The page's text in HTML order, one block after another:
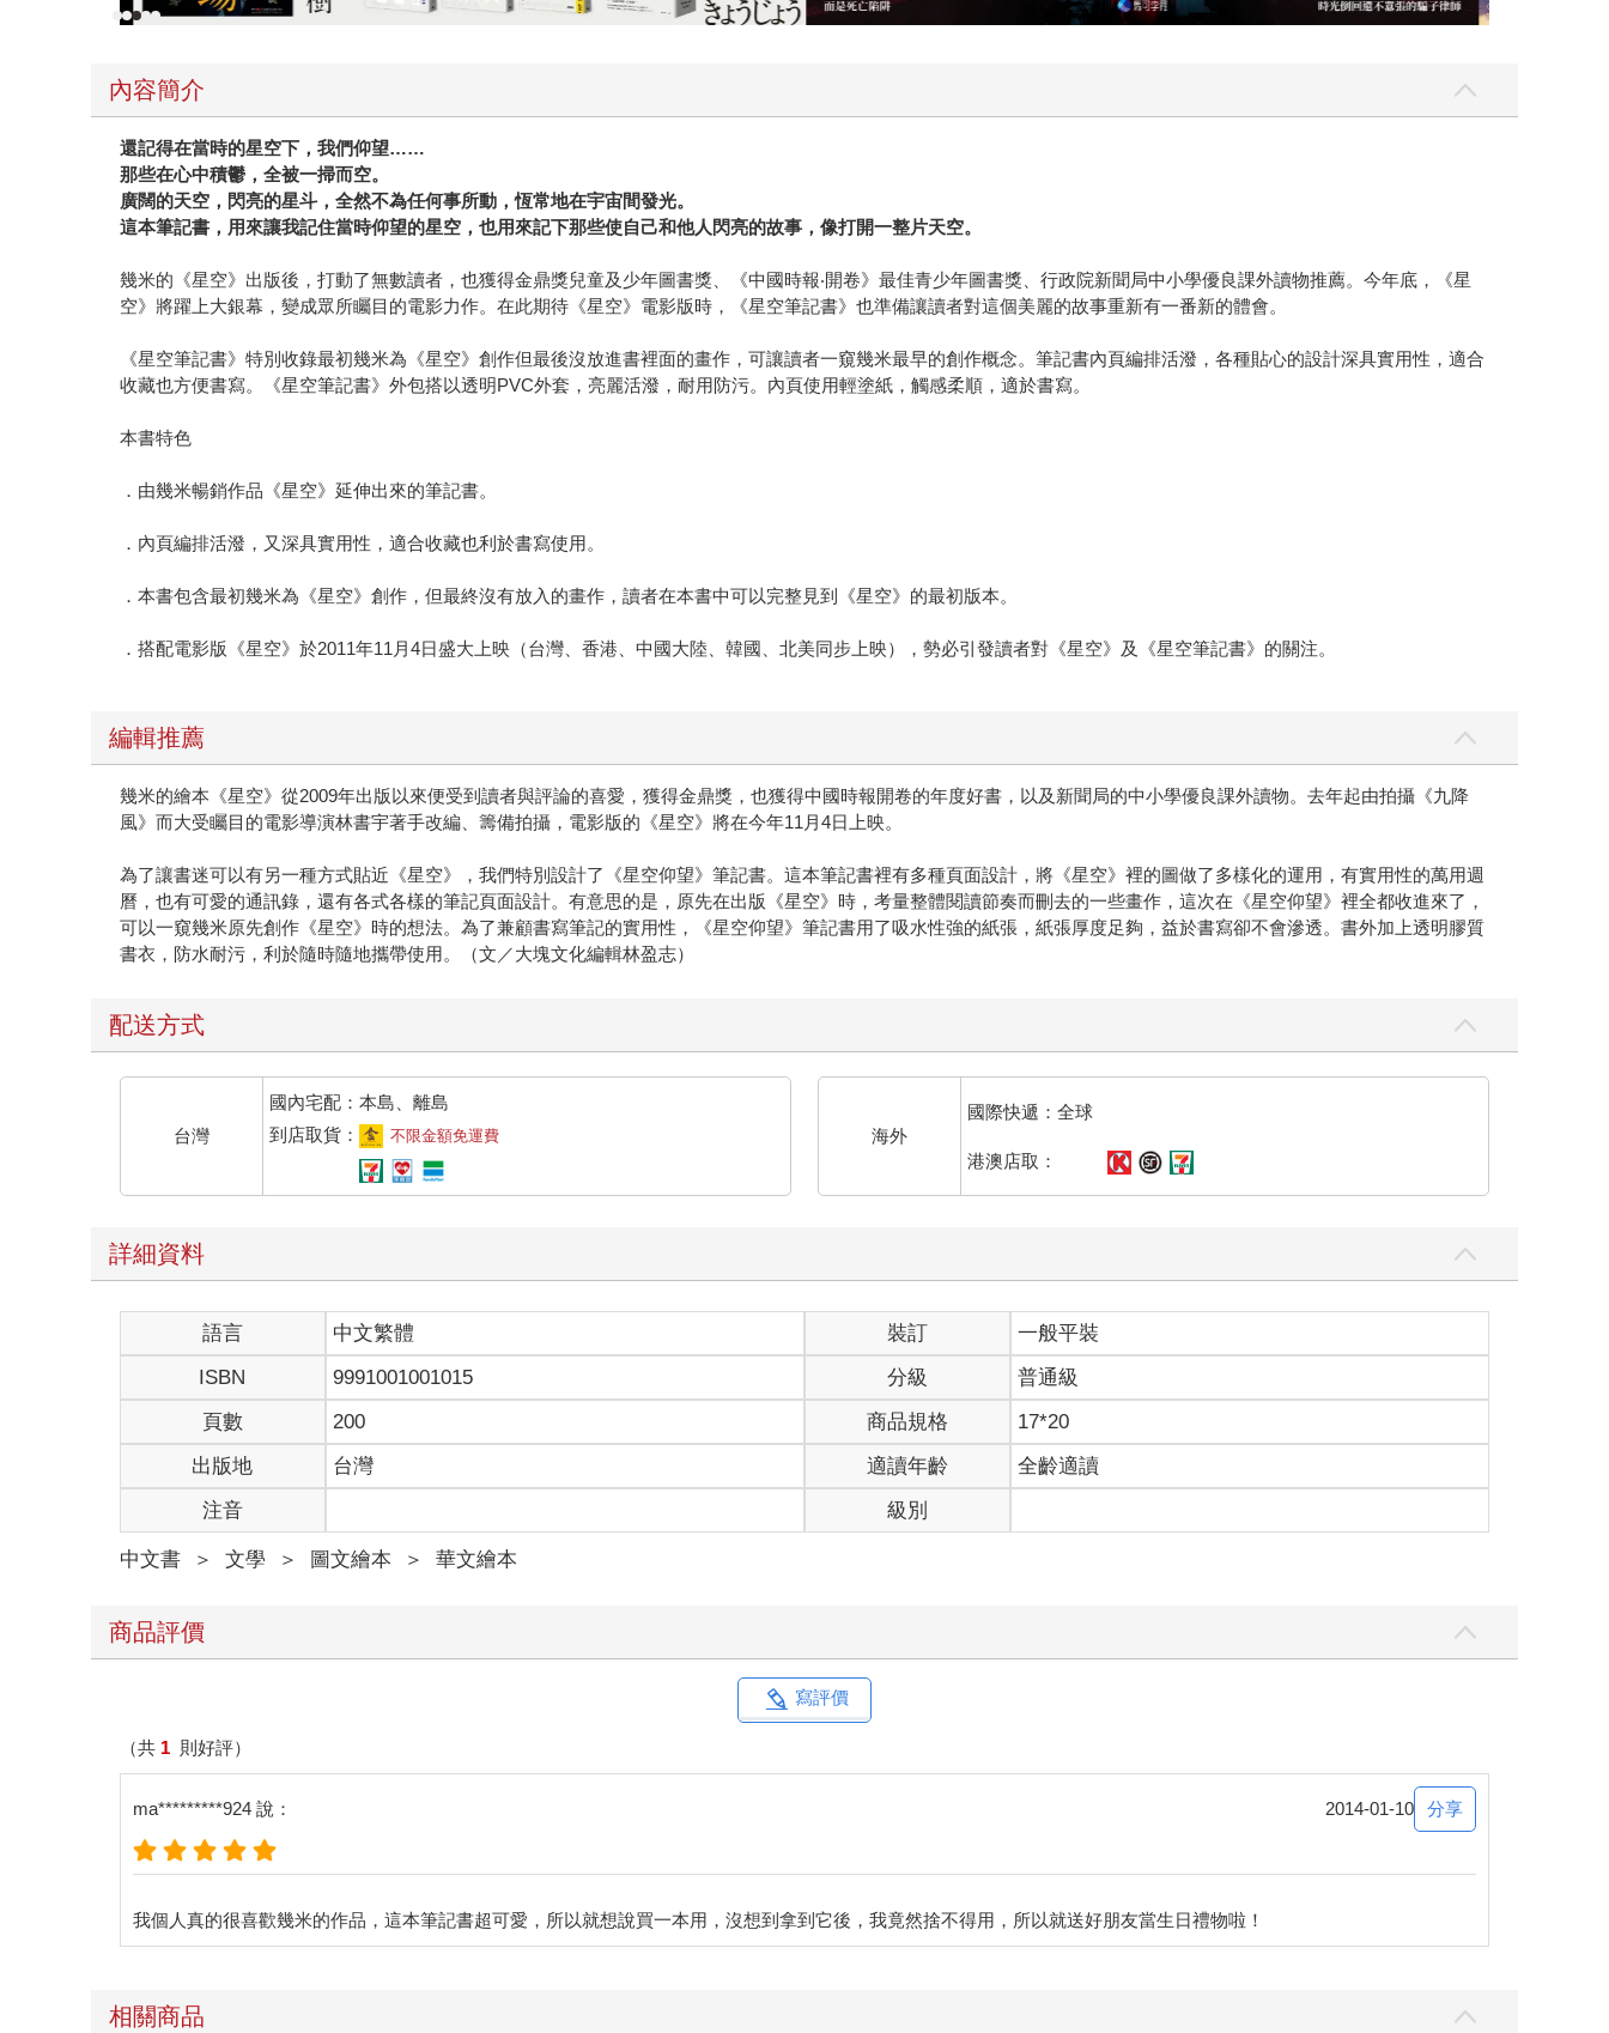
內容簡介
還記得在當時的星空下，我們仰望……
那些在心中積鬱，全被一掃而空。
廣闊的天空，閃亮的星斗，全然不為任何事所動，恆常地在宇宙間發光。
這本筆記書，用來讓我記住當時仰望的星空，也用來記下那些使自己和他人閃亮的故事，像打開一整片天空。
幾米的《星空》出版後，打動了無數讀者，也獲得金鼎獎兒童及少年圖書獎、《中國時報‧開卷》最佳青少年圖書獎、行政院新聞局中小學優良課外讀物推薦。今年底，《星
空》將躍上大銀幕，變成眾所矚目的電影力作。在此期待《星空》電影版時，《星空筆記書》也準備讓讀者對這個美麗的故事重新有一番新的體會。
《星空筆記書》特別收錄最初幾米為《星空》創作但最後沒放進書裡面的畫作，可讓讀者一窺幾米最早的創作概念。筆記書內頁編排活潑，各種貼心的設計深具實用性，適合
收藏也方便書寫。《星空筆記書》外包搭以透明PVC外套，亮麗活潑，耐用防污。內頁使用輕塗紙，觸感柔順，適於書寫。
本書特色
．由幾米暢銷作品《星空》延伸出來的筆記書。
．內頁編排活潑，又深具實用性，適合收藏也利於書寫使用。
．本書包含最初幾米為《星空》創作，但最終沒有放入的畫作，讀者在本書中可以完整見到《星空》的最初版本。
．搭配電影版《星空》於2011年11月4日盛大上映（台灣、香港、中國大陸、韓國、北美同步上映），勢必引發讀者對《星空》及《星空筆記書》的關注。
編輯推薦
幾米的繪本《星空》從2009年出版以來便受到讀者與評論的喜愛，獲得金鼎獎，也獲得中國時報開卷的年度好書，以及新聞局的中小學優良課外讀物。去年起由拍攝《九降
風》而大受矚目的電影導演林書宇著手改編、籌備拍攝，電影版的《星空》將在今年11月4日上映。
為了讓書迷可以有另一種方式貼近《星空》，我們特別設計了《星空仰望》筆記書。這本筆記書裡有多種頁面設計，將《星空》裡的圖做了多樣化的運用，有實用性的萬用週
曆，也有可愛的通訊錄，還有各式各樣的筆記頁面設計。有意思的是，原先在出版《星空》時，考量整體閱讀節奏而刪去的一些畫作，這次在《星空仰望》裡全都收進來了，
可以一窺幾米原先創作《星空》時的想法。為了兼顧書寫筆記的實用性，《星空仰望》筆記書用了吸水性強的紙張，紙張厚度足夠，益於書寫卻不會滲透。書外加上透明膠質
書衣，防水耐污，利於隨時隨地攜帶使用。（文／大塊文化編輯林盈志）
配送方式
台灣
國內宅配：本島、離島
到店取貨：
不限金額免運費 海外
國際快遞：全球
港澳店取：
詳細資料
語言 中文繁體 裝訂
一般平裝
ISBN
9991001001015 分級
普通級
頁數
200 商品規格
17*20
出版地
台灣 適讀年齡
全齡適讀
注音
級別
中文書 ＞ 文學 ＞ 圖文繪本 ＞ 華文繪本
商品評價
寫評價
（共 1 則好評）
ma*********924 說： 2014-01-10 分享
相關商品